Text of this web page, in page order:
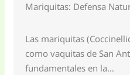
Mariquitas: Defensa
Las mariquitas
como vaquitas de San
fundamentales en la…